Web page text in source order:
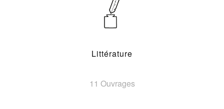
Littérature
11 Ouvrages